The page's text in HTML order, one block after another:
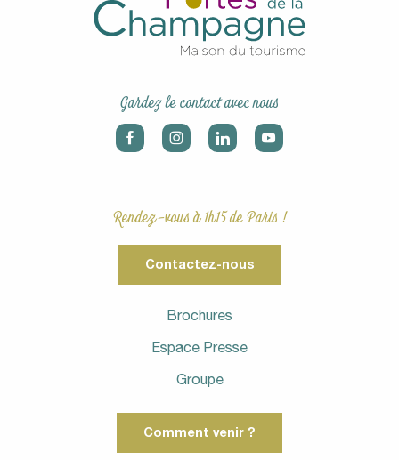
Gardez le contact avec nous
Rendez-vous à 1h15 de Paris !
Contactez-nous
Brochures
Espace Presse
Groupe
Comment venir ?